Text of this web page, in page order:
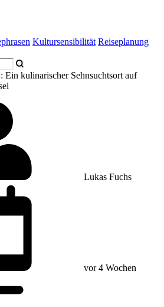
Kultursensibilität Reiseplanung
kulinarischer Sehnsuchtsort auf
Lukas Fuchs
vor 4 Wochen